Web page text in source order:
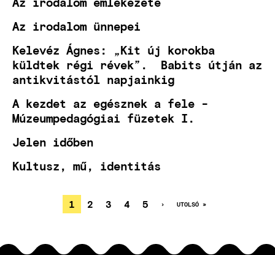
Az irodalom ünnepei
Kelevéz Ágnes: „Kit új korokba
küldtek régi révek”. Babits útján az
antikvitástól napjainkig
A kezdet az egésznek a fele -
Múzeumpedagógiai füzetek I.
Jelen időben
Kultusz, mű, identitás
OLDALSZÁMOZÁS
JELENLEGI
OLDAL
1 OLDAL
2 OLDAL
3 OLDAL
4 OLDAL
5
KÖVETKEZŐ
›
UTOLSÓ
UTOLSÓ »